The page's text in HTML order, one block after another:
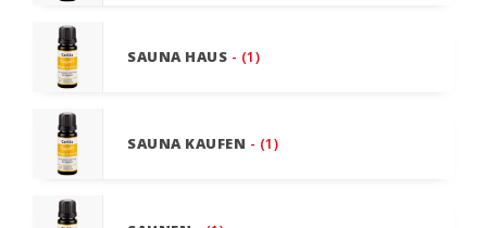
SAUNA HAUS - (1)
SAUNA KAUFEN - (1)